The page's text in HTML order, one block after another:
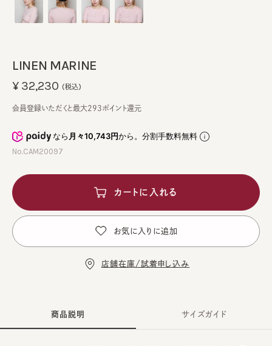
LINEN MARINE
なら月々10,743円から。分割手数料無料
No.CAM20097
¥32,230 (税込)
会員登録いただくと最大293ポイント還元
カートに入れる
お気に入りに追加
店舗在庫/試着申し込み
商品説明 サイズガイド